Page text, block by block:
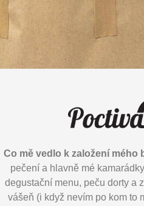
Co mě vedlo k založení mého
pečení a hlavně mé
degustační menu, peču dorty a
vášeň (i když nevím po kom to